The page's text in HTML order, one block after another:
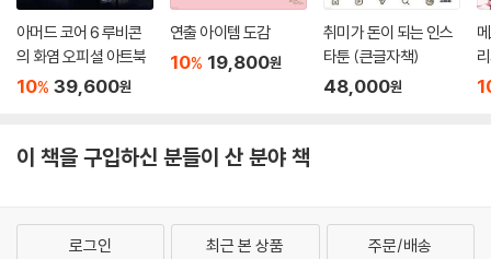
아머드 코어 6 루비콘
의 화염 오피셜 아트북
10% 39,600원
연출 아이템 도감
10% 19,800원
취미가 돈이 되는 인스
타툰 (큰글자책)
48,000원
이 책을 구입하신 분들이 산 분야 책
로그인 최근 본 상품 주문/배송